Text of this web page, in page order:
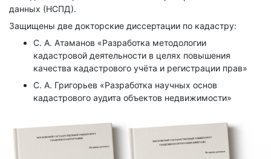
данных (НСПД).
Защищены две докторские диссертации по кадастру:
С. А. Атаманов «Разработка методологии
кадастровой деятельности в целях повышения
качества кадастрового учёта и регистрации прав»
С. А. Григорьев «Разработка научных основ
кадастрового аудита объектов недвижимости»